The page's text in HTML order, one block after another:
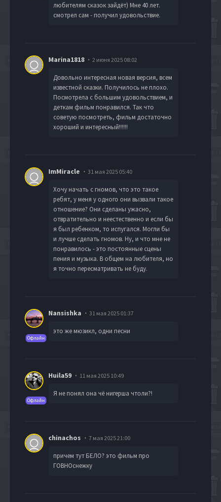
любителям сказок зайдёт) Мне 40 лет.
смотрел сам - получил удовольствие.
Marina1818 2 июня 2025 08:02
Довольно интересная новая версия, всем
известной сказки. Получилось не плохо.
Посмотрела с большим удовольствием, и
деткам фильм понравился. Так что
советую посмотреть, фильм достаточно
хороший и интересный!!!!!!
ImMiracle 31 мая 2025 05:40
Хочу начать с гномов, что это такое
ребят, у меня у одного они вызвали такое
отношение? Они сделаны ужасно,
отвратительно и неестественно и если бы
я был ребенком, то испугался. Могли бы
и лучше сделать гномов. Ну, и что мне не
понравилось - это постоянные сцены
пения и музыка. В общем на любителя, но
я точно пересматривать не буду.
Офлайн
Nansishka 31 мая 2025 01:37
это же мюзикл, одни песни
Офлайн
Huila59 11 мая 2025 10:49
Я не понял она чё нигерша чтоли?!
chinachos 7 мая 2025 21:00
причем тут БЕЛО? это фильм про
ГОВНОснежку